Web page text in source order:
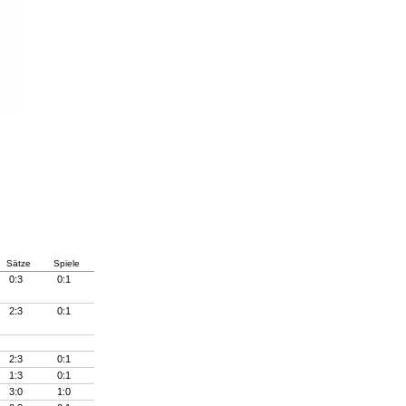
Sätze Spiele
0:3 0:1
2:3 0:1
2:3
0:1
1:3
0:1
3:0
1:0